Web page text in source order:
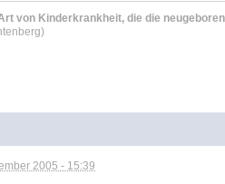
von Kinderkrankheit, die die
2005 - 15:39